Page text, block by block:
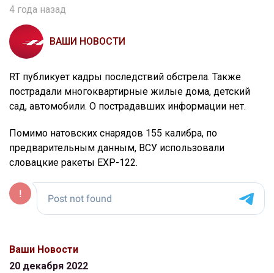
4 года назад
ВАШИ НОВОСТИ
RT публикует кадры последствий обстрела. Также
пострадали многоквартирные жилые дома, детский
сад, автомобили. О пострадавших информации нет.
Помимо натовских снарядов 155 калибра, по
предварительным данным, ВСУ использовали
словацкие ракеты EXP-122.
Ваши Новости
20 декабря 2022